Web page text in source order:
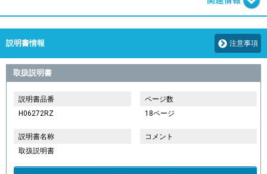
説明書情報 注意事項
取扱説明書
説明書品番
H06272RZ
ページ数
18ページ
説明書名称
取扱説明書
コメント